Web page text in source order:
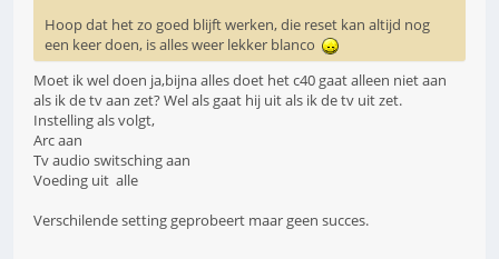
Hoop dat het zo goed blijft werken, die reset kan altijd nog
een keer doen, is alles weer lekker blanco
Moet ik wel doen ja,bijna alles doet het c40 gaat alleen niet aan
als ik de tv aan zet? Wel als gaat hij uit als ik de tv uit zet.
Instelling als volgt,
Arc aan
Tv audio switsching aan
Voeding uit alle
Verschilende setting geprobeert maar geen succes.